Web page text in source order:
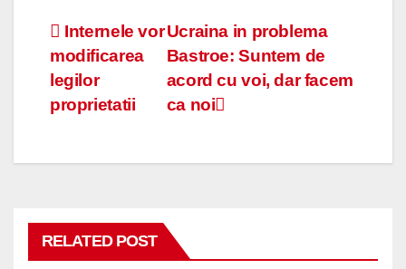
Navigare
în
articole
Ucraina in problema
Bastroe: Suntem de
acord cu voi, dar facem
ca noi
Internele vor
modificarea
legilor
proprietatii
RELATED POST